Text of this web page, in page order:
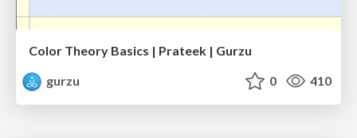
Color Theory Basics | Prateek | Gurzu
gurzu
0 410